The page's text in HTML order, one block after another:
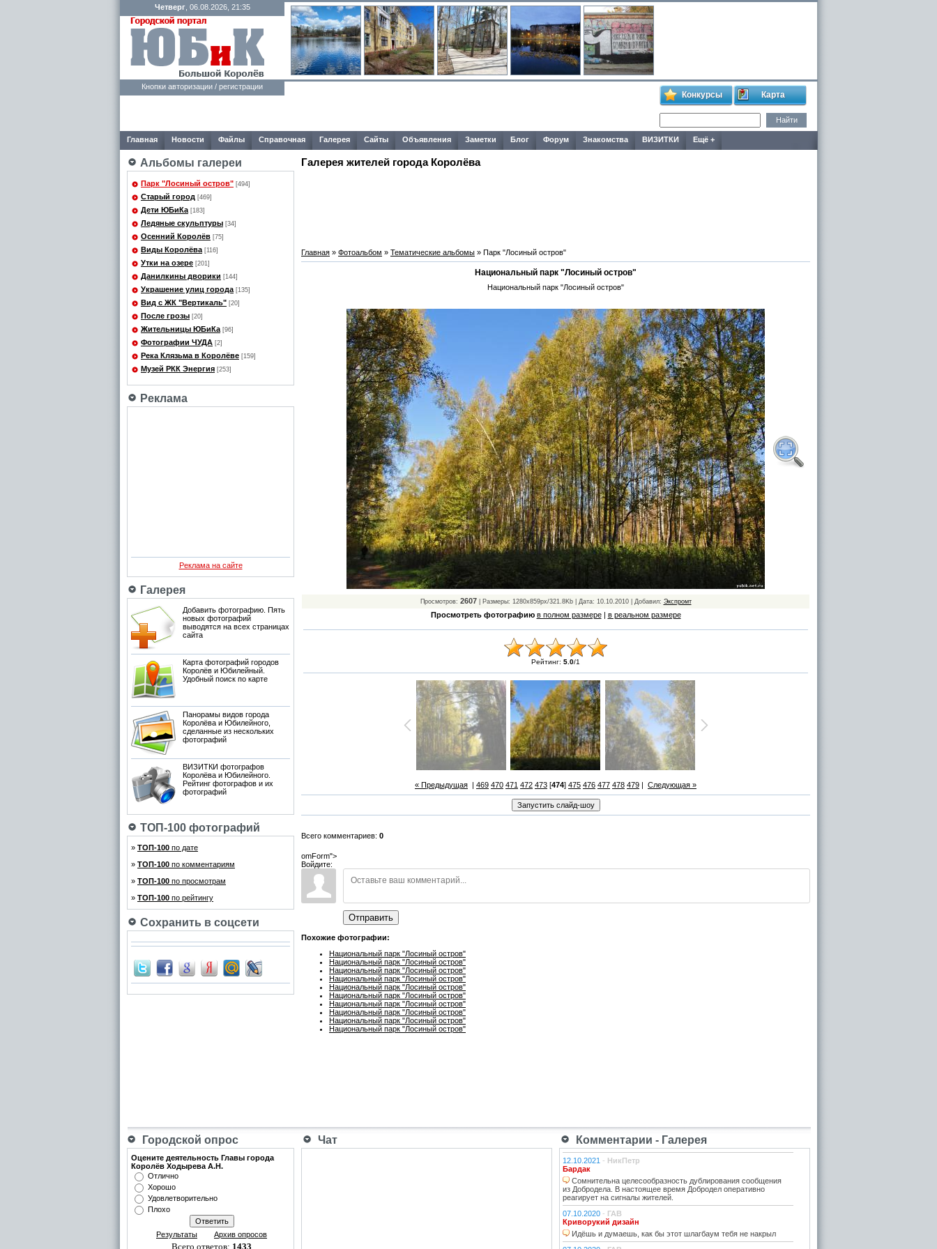
Четверг, 06.08.2026, 21:35
Кнопки авторизации / регистрации
Конкурсы Карта
Главная Новости Файлы Справочная Галерея Сайты Объявления Заметки Блог Форум Знакомства ВИЗИТКИ Ещё +
Альбомы галереи
Парк "Лосиный остров" [494]
Старый город [469]
Дети ЮБиКа [183]
Ледяные скульптуры [34]
Осенний Королёв [75]
Виды Королёва [116]
Утки на озере [201]
Данилкины дворики [144]
Украшение улиц города [135]
Вид с ЖК "Вертикаль" [20]
После грозы [20]
Жительницы ЮБиКа [96]
Фотографии ЧУДА [2]
Река Клязьма в Королёве [159]
Музей РКК Энергия [253]
Реклама
Реклама на сайте
Галерея
Добавить фотографию. Пять
новых фотографий
выводятся на всех страницах
сайта
Карта фотографий городов
Королёв и Юбилейный.
Удобный поиск по карте
Панорамы видов города
Королёва и Юбилейного,
сделанные из нескольких
фотографий
ВИЗИТКИ фотографов
Королёва и Юбилейного.
Рейтинг фотографов и их
фотографий
ТОП-100 фотографий
» ТОП-100 по дате
» ТОП-100 по комментариям
» ТОП-100 по просмотрам
» ТОП-100 по рейтингу
Сохранить в соцсети
Галерея жителей города Королёва
Главная » Фотоальбом » Тематические альбомы » Парк "Лосиный остров"
Национальный парк "Лосиный остров"
Национальный парк "Лосиный остров"
Просмотров: 2607| Размеры: 1280x859px/321.8Kb | Дата: 10.10.2010 | Добавил: Экспромт
Просмотреть фотографию в полном размере| в реальном размере
Рейтинг: 5.0/1
« Предыдущая | 469 470 471 472 473 [474] 475 476 477 478 479 | Следующая »
Всего комментариев: 0
omForm">
Войдите:
Отправить
Похожие фотографии:
Национальный парк "Лосиный остров"
Национальный парк "Лосиный остров"
Национальный парк "Лосиный остров"
Национальный парк "Лосиный остров"
Национальный парк "Лосиный остров"
Национальный парк "Лосиный остров"
Национальный парк "Лосиный остров"
Национальный парк "Лосиный остров"
Национальный парк "Лосиный остров"
Национальный парк "Лосиный остров"
Городской опрос Чат Комментарии - Галерея
Оцените деятельность Главы города
Королёв Ходырева А.Н.
Отлично
Хорошо
Удовлетворительно
Плохо
Результаты Архив опросов
Всего ответов: 1433
12.10.2021 - НикПетр
Бардак
Сомнительна целесообразность дублирования сообщения
из Добродела. В настоящее время Добродел оперативно
реагирует на сигналы жителей.
07.10.2020 - ГАВ
Криворукий дизайн
Идёшь и думаешь, как бы этот шлагбаум тебя не накрыл